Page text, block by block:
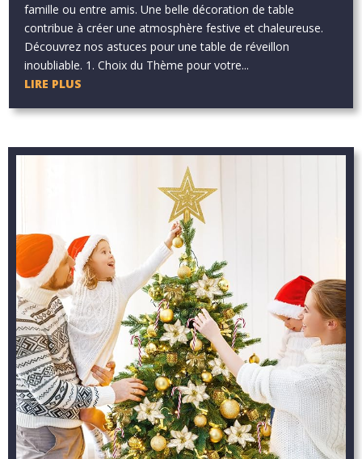
famille ou entre amis. Une belle décoration de table
contribue à créer une atmosphère festive et chaleureuse.
Découvrez nos astuces pour une table de réveillon
inoubliable. 1. Choix du Thème pour votre...
LIRE PLUS